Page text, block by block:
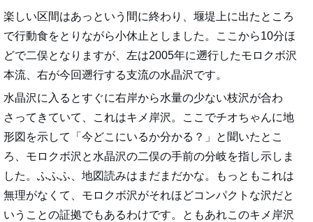
楽しい区間はあっという間に終わり、堰堤上に出たところ
で行動食をとりながら小休止としました。ここから10分ほ
どで二俣となりますが、左は2005年に遡行したモロクボ沢
本流、右が今回遡行する支流の水晶沢です。
水晶沢に入るとすぐに右岸から水量の少ない枝沢が合わ
さってきていて、これはキメ岸沢。ここでチオちゃんに地
形図を示して「今どこにいるか分かる？」と聞いたとこ
ろ、モロクボ沢と水晶沢の二俣の手前の分岐を指し示しま
した。ふふふ、地図読みはまだまだかな。もっともこれは
無理がなくて、モロクボ沢がそれほどコンパクトな沢だと
いうことの証拠でもあるわけです。ともあれこのキメ岸沢